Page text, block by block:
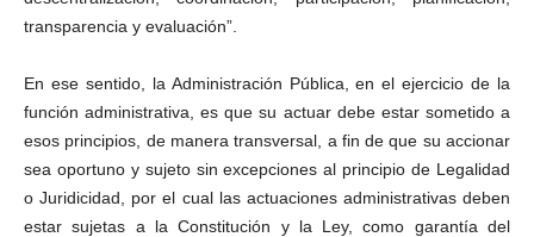
transparencia y evaluación”.
En ese sentido, la Administración Pública, en el ejercicio de la
función administrativa, es que su actuar debe estar sometido a
esos principios, de manera transversal, a fin de que su accionar
sea oportuno y sujeto sin excepciones al principio de Legalidad
o Juridicidad, por el cual las actuaciones administrativas deben
estar sujetas a la Constitución y la Ley, como garantía del